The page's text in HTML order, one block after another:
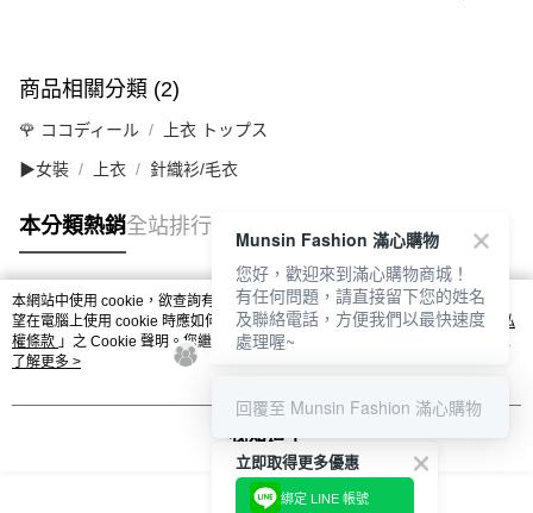
商品相關分類 (2)
🌹 ココディール 上衣 トップス
▶女裝 上衣 針織衫/毛衣
本分類熱銷全站排行
熱門標籤
本網站中使用 cookie，欲查詢有關本網站使用 cookie 方式之詳情，及若您不希
望在電腦上使用 cookie 時應如何變更電腦的 cookie 設定，請參閱本網站「
隱私
權條款 」之 Cookie 聲明。您繼續使用本網站即表示您同意本公司得按本網站使
用條款之 Cookie 聲明使用 cookie。
了解更多 >
我知道了
立即取得更多優惠
綁定 LINE 帳號
Munsin Fashion 滿心購物
您好，歡迎來到滿心購物商城！
有任何問題，請直接留下您的姓名
及聯絡電話，方便我們以最快速度
處理喔~
回覆至 Munsin Fashion 滿心購物